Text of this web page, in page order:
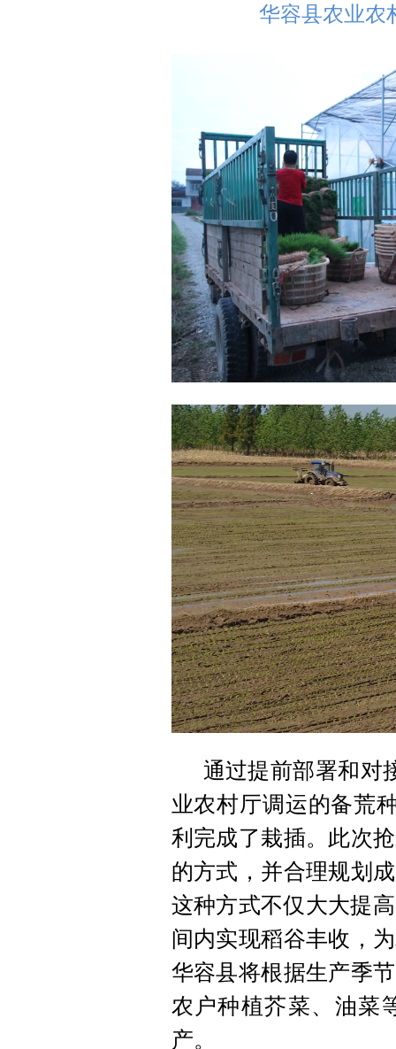
华容县农业农
通过提前部署和对
业农村厅调运的备荒
利完成了栽插。此次
的方式，并合理规划
这种方式不仅大大提
间内实现稻谷丰收，
华容县将根据生产季
农户种植芥菜、油菜
产。